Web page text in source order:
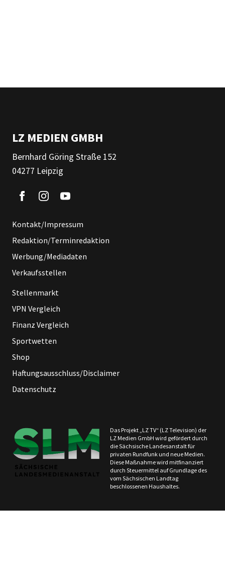
LZ MEDIEN GMBH
Bernhard Göring Straße 152
04277 Leipzig
Kontakt/Impressum
Redaktion/Terminredaktion
Werbung/Mediadaten
Verkaufsstellen
Stellenmarkt
VPN Vergleich
Finanz Vergleich
Sportwetten
Shop
Haftungsausschluss/Disclaimer
Datenschutz
Das Projekt „LZ TV“ (LZ Television) der
LZ Medien GmbH wird gefördert durch
die Sächsische Landesanstalt für
privaten Rundfunk und neue Medien.
Diese Maßnahme wird mitfinanziert
durch Steuermittel auf Grundlage des
vom Sächsischen Landtag
beschlossenen Haushaltes.